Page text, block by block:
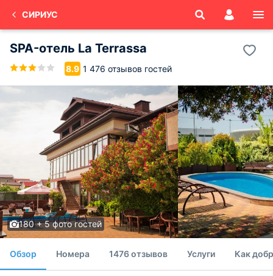
СИРИУС
SPA-отель La Terrassa
8.9 1 476 отзывов гостей
180 + 5 фото гостей
Обзор Номера 1476 отзывов Услуги Как